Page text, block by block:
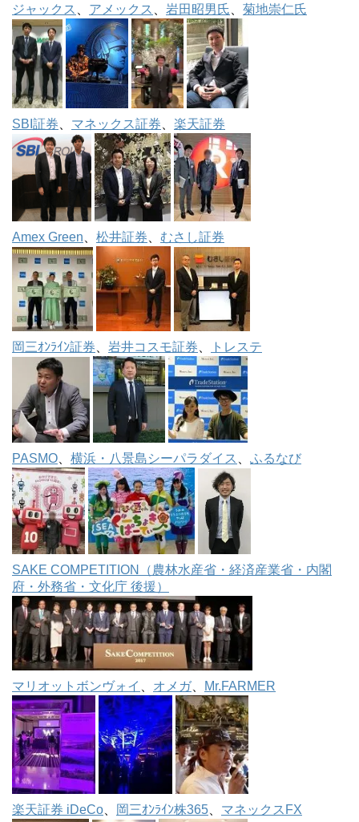
ジャックス アメックス 岩田昭男氏 菊地崇仁氏
SBI証券 マネックス証券 楽天証券
Amex Green 松井証券 むさし証券
岡三ｵﾝﾗｲﾝ証券 岩井コスモ証券 トレステ
PASMO 横浜・八景島シーパラダイス ふるなび
SAKE COMPETITION（農林水産省・経済産業省・内閣
府・外務省・文化庁 後援）
マリオットボンヴォイ オメガ、 Mr.FARMER
楽天証券 iDeCo 岡三ｵﾝﾗｲﾝ株365 マネックスFX